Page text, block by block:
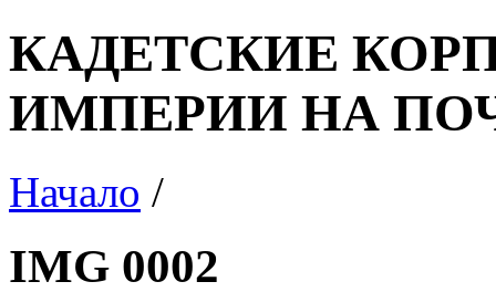
КАДЕТСКИЕ
ИМПЕРИИ НА
Начало /
IMG 0002